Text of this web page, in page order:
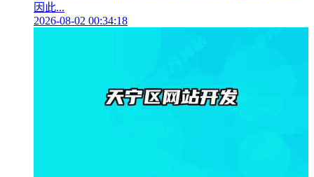
因此...
2026-08-02 00:34:18